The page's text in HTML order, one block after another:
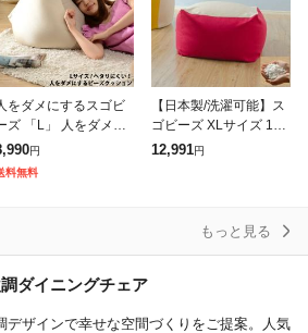
をダメにするスゴビ
ズ 「L」 人をダメに
るクッション リラッ
ス くつろぎ ビーズソ
ファー 伸縮性 和室 リ
円
料無料
【日本製/洗濯可能】ス
ゴビーズ XLサイズ 10
色対応 クッション 大き
12,991円
もっと見る
ダイニングチェア
デザインで幸せな空間づくりをご提案。人気